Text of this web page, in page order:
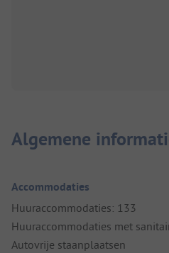
Algemene
Accommodaties
Huuraccommodaties: 133
Huuraccommodaties met
Autovrije staanplaatsen